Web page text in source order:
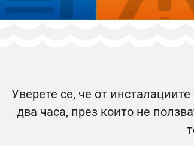
Уверете се, че от
два часа, през които не